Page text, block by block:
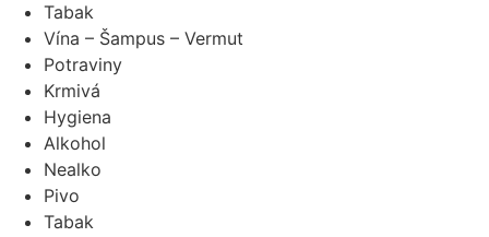
Tabak
Vína – Šampus – Vermut
Potraviny
Krmivá
Hygiena
Alkohol
Nealko
Pivo
Tabak